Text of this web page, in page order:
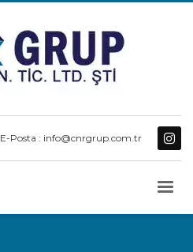
E-Posta : info@cnrgrup.com.tr